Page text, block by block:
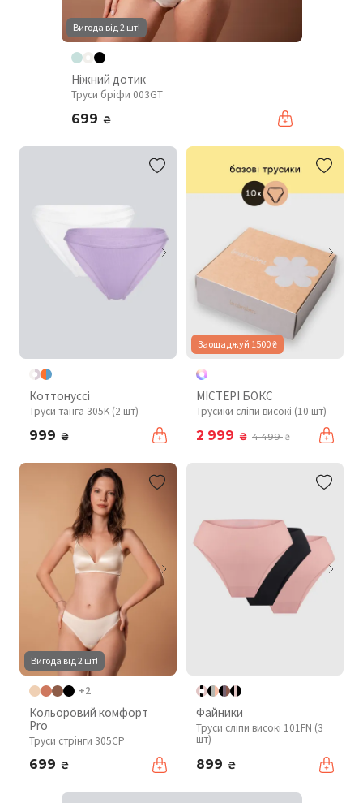
Вигода від 2 шт!
Ніжний дотик
Труси бріфи 003GT
699 ₴
Коттонуссі
Труси танга 305K (2 шт)
999 ₴
Заощаджуй 1500 ₴
МІСТЕРІ БОКС
Трусики сліпи високі (10 шт)
2 999 ₴ 4 499₴
Вигода від 2 шт!
+2
Кольоровий комфорт
Pro
Труси стрінги 305CP
699 ₴
Файники
Труси сліпи високі 101FN (3
шт)
899 ₴